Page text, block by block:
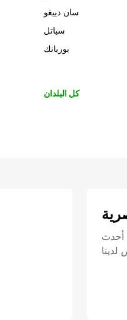
سان دييغو
سياتل
بوربانك
كل البلدان
أحدث
لدينا